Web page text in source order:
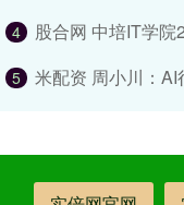
4 股合网 中培IT学
5 米配资 周小川：